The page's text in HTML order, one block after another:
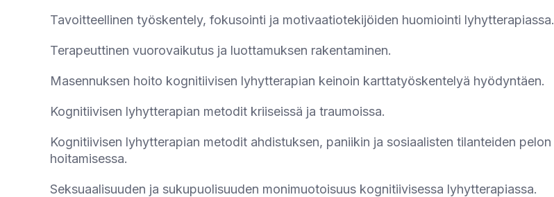
Tavoitteellinen työskentely, fokusointi ja motivaatiotekijöiden huomiointi lyhytterapiassa.
Terapeuttinen vuorovaikutus ja luottamuksen rakentaminen.
Masennuksen hoito kognitiivisen lyhytterapian keinoin karttatyöskentelyä hyödyntäen.
Kognitiivisen lyhytterapian metodit kriiseissä ja traumoissa.
Kognitiivisen lyhytterapian metodit ahdistuksen, paniikin ja sosiaalisten tilanteiden pelon
hoitamisessa.
Seksuaalisuuden ja sukupuolisuuden monimuotoisuus kognitiivisessa lyhytterapiassa.